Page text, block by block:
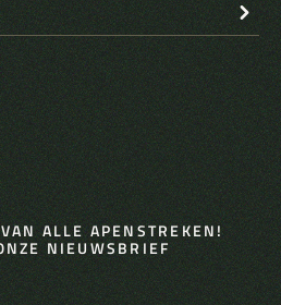
ALLE APENSTREKEN!
NIEUWSBRIEF